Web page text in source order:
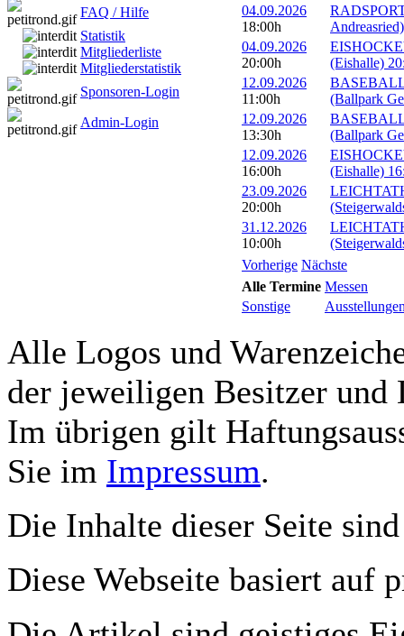
FAQ / Hilfe
Statistik
Mitgliederliste
Mitgliederstatistik
Sponsoren-Login
Admin-Login
04.09.2026
18:00h
04.09.2026
20:00h
(Eishalle)
12.09.2026
11:00h
(Ballpark
12.09.2026
13:30h
(Ballpark
12.09.2026
16:00h
(Eishalle)
23.09.2026
20:00h
31.12.2026
10:00h
Vorherige Nächste
Alle Termine Messen
Sonstige
Alle Logos und
der jeweiligen Besitzer und
Im übrigen gilt
Sie im Impressum.
Die Inhalte dieser Seite
Diese Webseite basiert auf